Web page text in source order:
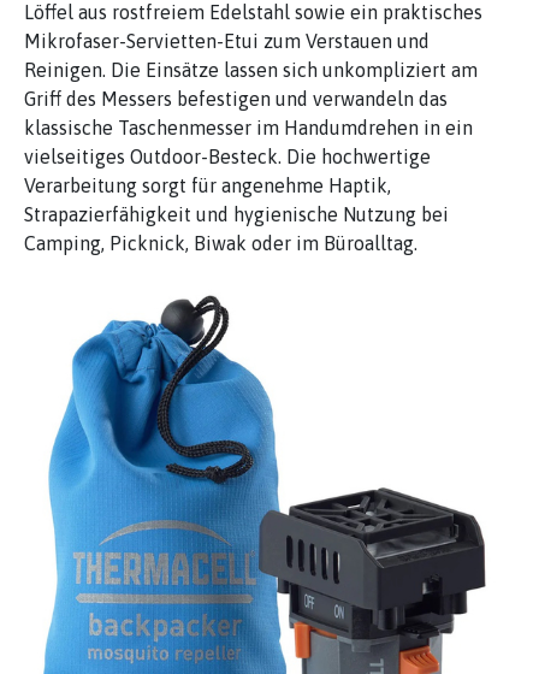
Löffel aus rostfreiem Edelstahl sowie ein praktisches
Mikrofaser-Servietten-Etui zum Verstauen und
Reinigen. Die Einsätze lassen sich unkompliziert am
Griff des Messers befestigen und verwandeln das
klassische Taschenmesser im Handumdrehen in ein
vielseitiges Outdoor-Besteck. Die hochwertige
Verarbeitung sorgt für angenehme Haptik,
Strapazierfähigkeit und hygienische Nutzung bei
Camping, Picknick, Biwak oder im Büroalltag.